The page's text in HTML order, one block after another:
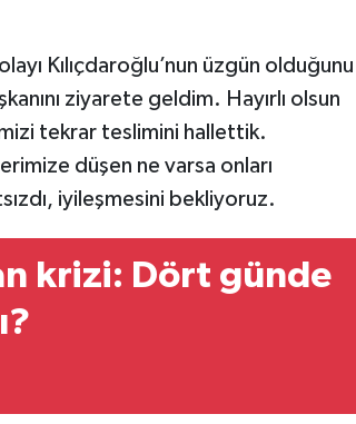
Kılıçdaroğlu’nun üzgün olduğunu
ziyarete geldim. Hayırlı olsun
tekrar teslimini hallettik.
düşen ne varsa onları
iyileşmesini bekliyoruz.
krizi: Dört günde